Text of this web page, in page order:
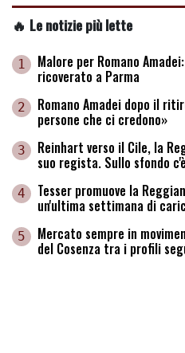
🔥 Le notizie più lette
1 Malore per Romano
ricoverato a Parma
2 Romano Amadei dopo il
persone che ci credono»
3 Reinhart verso il Cile, la
suo regista. Sullo sfondo
4 Tesser promuove la
un'ultima settimana di
5 Mercato sempre in
del Cosenza tra i profili